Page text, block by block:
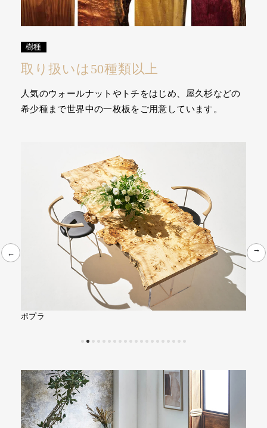
樹種
取り扱いは50種類以上
人気のウォールナットやトチをはじめ、屋久杉などの
希少種まで世界中の一枚板をご用意しています。
←
トチ
←